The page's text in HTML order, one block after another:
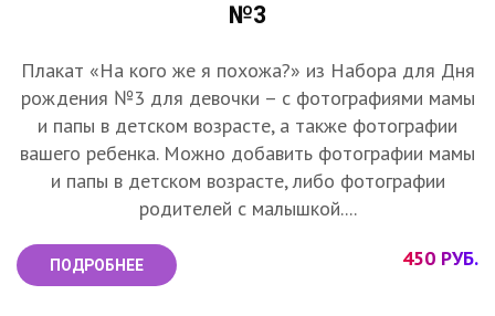
№3
Плакат «На кого же я похожа?» из Набора для Дня
рождения №3 для девочки – с фотографиями мамы
и папы в детском возрасте, а также фотографии
вашего ребенка. Можно добавить фотографии мамы
и папы в детском возрасте, либо фотографии
родителей с малышкой....
ПОДРОБНЕЕ 450 РУБ.